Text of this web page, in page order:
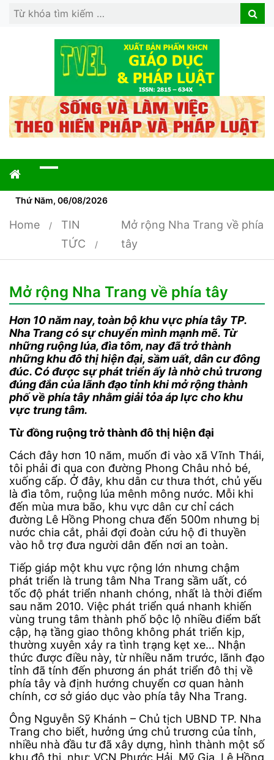
Search
Search
Thứ Năm, 06/08/2026
Home
TIN
TỨC
Mở rộng Nha Trang về phía
tây
Mở rộng Nha Trang về phía tây
Hơn 10 năm nay, toàn bộ khu vực phía tây TP.
Nha Trang có sự chuyển mình mạnh mẽ. Từ
những ruộng lúa, đìa tôm, nay đã trở thành
những khu đô thị hiện đại, sầm uất, dân cư đông
đúc. Có được sự phát triển ấy là nhờ chủ trương
đúng đắn của lãnh đạo tỉnh khi mở rộng thành
phố về phía tây nhằm giải tỏa áp lực cho khu
vực trung tâm.
Từ đồng ruộng trở thành đô thị hiện đại
Cách đây hơn 10 năm, muốn đi vào xã Vĩnh Thái,
tôi phải đi qua con đường Phong Châu nhỏ bé,
xuống cấp. Ở đây, khu dân cư thưa thớt, chủ yếu
là đìa tôm, ruộng lúa mênh mông nước. Mỗi khi
đến mùa mưa bão, khu vực dân cư chỉ cách
đường Lê Hồng Phong chưa đến 500m nhưng bị
nước chia cắt, phải đợi đoàn cứu hộ đi thuyền
vào hỗ trợ đưa người dân đến nơi an toàn.
Tiếp giáp một khu vực rộng lớn nhưng chậm
phát triển là trung tâm Nha Trang sầm uất, có
tốc độ phát triển nhanh chóng, nhất là thời điểm
sau năm 2010. Việc phát triển quá nhanh khiến
vùng trung tâm thành phố bộc lộ nhiều điểm bất
cập, hạ tầng giao thông không phát triển kịp,
thường xuyên xảy ra tình trạng kẹt xe… Nhận
thức được điều này, từ nhiều năm trước, lãnh đạo
tỉnh đã tính đến phương án phát triển đô thị về
phía tây và định hướng chuyển cơ quan hành
chính, cơ sở giáo dục vào phía tây Nha Trang.
Ông Nguyễn Sỹ Khánh – Chủ tịch UBND TP. Nha
Trang cho biết, hưởng ứng chủ trương của tỉnh,
nhiều nhà đầu tư đã xây dựng, hình thành một số
khu đô thị, như: VCN Phước Hải, Mỹ Gia, Lê Hồng